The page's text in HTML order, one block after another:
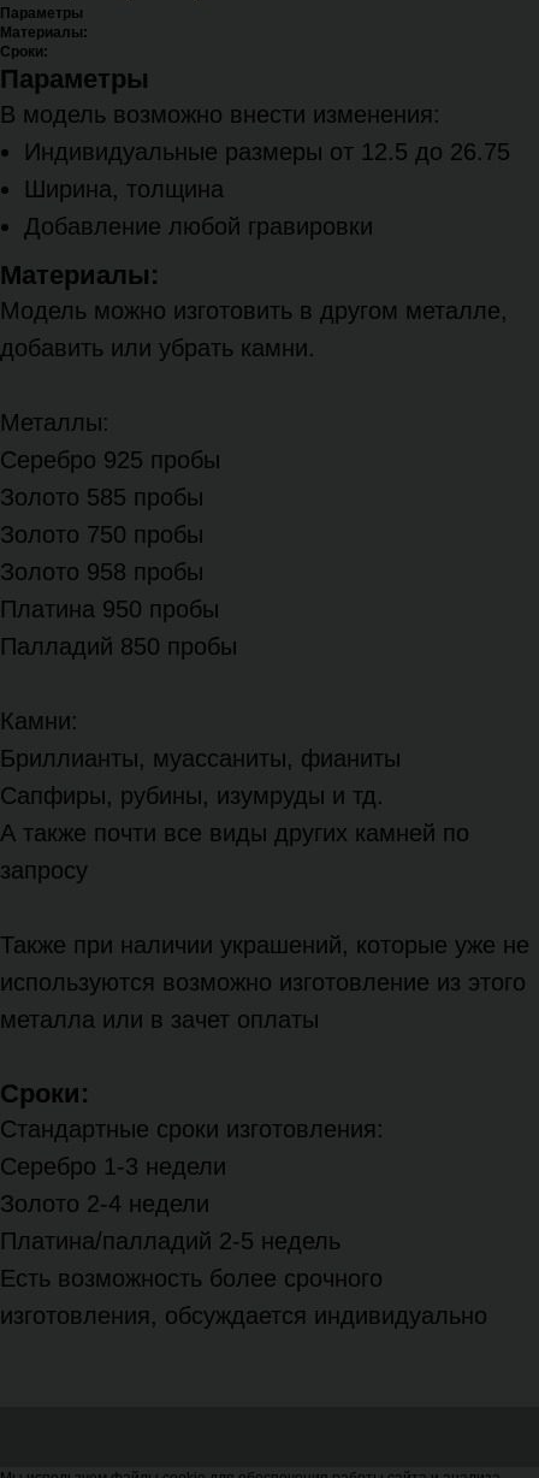
Параметры
Материалы:
Сроки:
Параметры
В модель возможно внести изменения:
Индивидуальные размеры от 12.5 до 26.75
Ширина, толщина
Добавление любой гравировки
Материалы:
Модель можно изготовить в другом металле,
добавить или убрать камни.
Металлы:
Серебро 925 пробы
Золото 585 пробы
Золото 750 пробы
Золото 958 пробы
Платина 950 пробы
Палладий 850 пробы
Камни:
Бриллианты, муассаниты, фианиты
Сапфиры, рубины, изумруды и тд.
А также почти все виды других камней по
запросу
Также при наличии украшений, которые уже не
используются возможно изготовление из этого
металла или в зачет оплаты
Сроки:
Стандартные сроки изготовления:
Серебро 1-3 недели
Золото 2-4 недели
Платина/палладий 2-5 недель
Есть возможность более срочного
изготовления, обсуждается индивидуально